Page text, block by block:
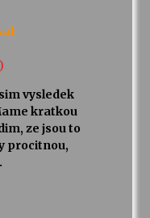
vysledek
kratkou
ze jsou to
procitnou,